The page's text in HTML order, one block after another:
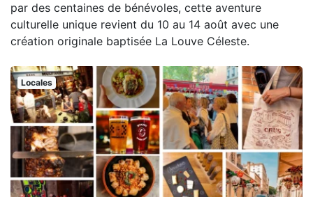
par des centaines de bénévoles, cette aventure
culturelle unique revient du 10 au 14 août avec une
création originale baptisée La Louve Céleste.
Locales